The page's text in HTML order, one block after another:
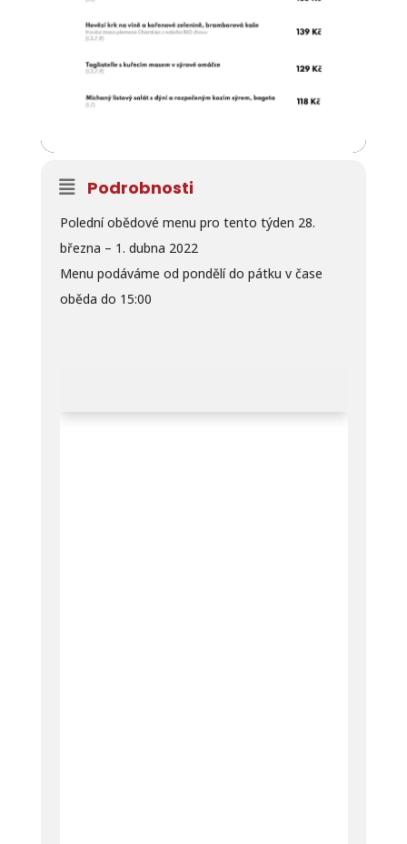
Podrobnosti
Polední obědové menu pro tento týden 28.
března – 1. dubna 2022
Menu podáváme od pondělí do pátku v čase
oběda do 15:00